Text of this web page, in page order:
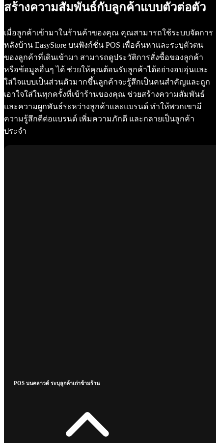
สร้างความสัมพันธ์กับลูกค้าแบบตัวต่อตัว
เมื่อลูกค้าเข้ามาในร้านค้าของคุณ คุณสามารถใช้ระบบจัดการ
หลังบ้าน EasyStore บนฟังก์ชั่น POS เพื่อค้นหาและระบุตัวตน
ของลูกค้าที่เดินเข้ามา สามารถดูประวัติการสั่งซื้อของลูกค้า
หรือข้อมูลอื่นๆ ได้ ช่วยให้คุณต้อนรับลูกค้าได้อย่างอบอุ่นและ
ใส่ใจแบบเป็นส่วนตัวมากขึ้นลูกค้าจะรู้สึกเป็นคนสำคัญและถูก
เอาใจใส่ในทุกครั้งที่เข้าร้านของคุณ ช่วยสร้างความสัมพันธ์
และความผูกพันธ์ระหว่างลูกค้าและแบรนด์ ทำให้พวกเขามี
ความรู้สึกดีต่อแบรนด์ เพิ่มความภักดี และกลายเป็นลูกค้า
ประจำ
POS บนคลาวด์ ระบุลูกค้าเก่าข้ามร้าน